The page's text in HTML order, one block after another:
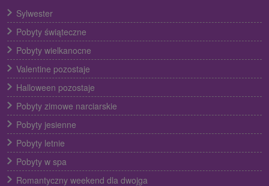
Sylwester
Pobyty świąteczne
Pobyty wielkanocne
Valentine pozostaje
Halloween pozostaje
Pobyty zimowe narciarskie
Pobyty jesienne
Pobyty letnie
Pobyty w spa
Romantyczny weekend dla dwojga